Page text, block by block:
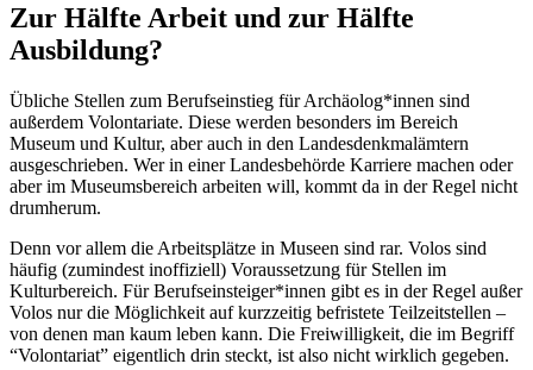
Zur Hälfte Arbeit und zur Hälfte
Ausbildung?
Übliche Stellen zum Berufseinstieg für Archäolog*innen sind
außerdem Volontariate. Diese werden besonders im Bereich
Museum und Kultur, aber auch in den Landesdenkmalämtern
ausgeschrieben. Wer in einer Landesbehörde Karriere machen oder
aber im Museumsbereich arbeiten will, kommt da in der Regel nicht
drumherum.
Denn vor allem die Arbeitsplätze in Museen sind rar. Volos sind
häufig (zumindest inoffiziell) Voraussetzung für Stellen im
Kulturbereich. Für Berufseinsteiger*innen gibt es in der Regel außer
Volos nur die Möglichkeit auf kurzzeitig befristete Teilzeitstellen –
von denen man kaum leben kann. Die Freiwilligkeit, die im Begriff
“Volontariat” eigentlich drin steckt, ist also nicht wirklich gegeben.